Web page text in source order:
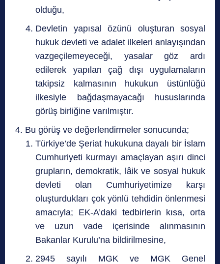
olduğu,
Devletin yapısal özünü oluşturan sosyal
hukuk devleti ve adalet ilkeleri anlayışından
vazgeçilemeyeceği, yasalar göz ardı
edilerek yapılan çağ dışı uygulamaların
takipsiz kalmasının hukukun üstünlüğü
ilkesiyle bağdaşmayacağı hususlarında
görüş birliğine varılmıştır.
Bu görüş ve değerlendirmeler sonucunda;
Türkiye’de Şeriat hukukuna dayalı bir İslam
Cumhuriyeti kurmayı amaçlayan aşırı dinci
grupların, demokratik, lâik ve sosyal hukuk
devleti olan Cumhuriyetimize karşı
oluşturdukları çok yönlü tehdidin önlenmesi
amacıyla; EK-A’daki tedbirlerin kısa, orta
ve uzun vade içerisinde alınmasının
Bakanlar Kurulu’na bildirilmesine,
2945 sayılı MGK ve MGK Genel